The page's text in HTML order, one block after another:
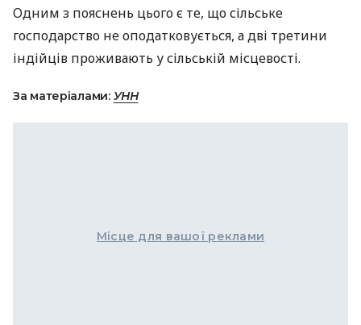
Одним з пояснень цього є те, що сільське
господарство не оподатковується, а дві третини
індійців проживають у сільській місцевості.
За матеріалами: УНН
Місце для вашої реклами